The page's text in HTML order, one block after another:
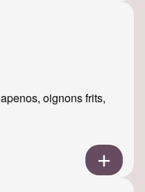
oignons frits,